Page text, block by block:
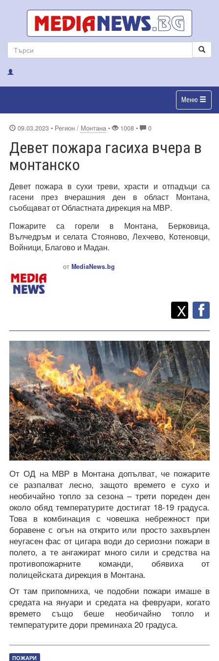
Меню
09.03.2023 • Регион / Монтана • 1008 • 0
Девет пожара гасиха вчера в
монтанско
Девет пожара в сухи треви, храсти и отпадъци са
гасени през вчерашния ден в област Монтана,
съобщaват от Областната дирекция на МВР.
Пожарите са горели в Монтана, Берковица,
Вълчедръм и селата Стояново, Лехчево, Котеновци,
Войници, Благово и Мадан.
от MediaNews.bg
Споделете
X
От ОД на МВР в Монтана допълват, че пожарите
се разпалват лесно, защото времето е сухо и
необичайно топло за сезона – трети пореден ден
около обяд температурите достигат 18-19 градуса.
Това в комбинация с човешка небрежност при
боравене с огън на открито или просто захвърлен
неугасен фас от цигара води до сериозни пожари в
полето, а те ангажират много сили и средства на
противопожарните команди, обявиха от
полицейската дирекция в Монтана.
От там припомниха, че подобни пожари имаше в
средата на януари и средата на февруари, когато
времето също беше необичайно топло и
температурите дори преминаха 20 градуса.
ПОЖАРИ